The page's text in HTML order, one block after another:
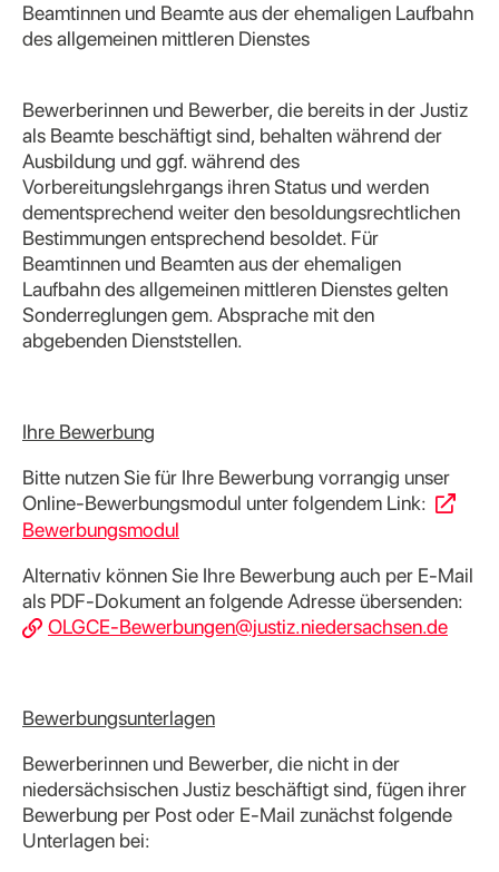
Beamtinnen und Beamte aus der ehemaligen Laufbahn
des allgemeinen mittleren Dienstes
Bewerberinnen und Bewerber, die bereits in der Justiz
als Beamte beschäftigt sind, behalten während der
Ausbildung und ggf. während des
Vorbereitungslehrgangs ihren Status und werden
dementsprechend weiter den besoldungsrechtlichen
Bestimmungen entsprechend besoldet. Für
Beamtinnen und Beamten aus der ehemaligen
Laufbahn des allgemeinen mittleren Dienstes gelten
Sonderreglungen gem. Absprache mit den
abgebenden Dienststellen.
Ihre Bewerbung
Bitte nutzen Sie für Ihre Bewerbung vorrangig unser
Online-Bewerbungsmodul unter folgendem Link:
Bewerbungsmodul
Alternativ können Sie Ihre Bewerbung auch per E-Mail
als PDF-Dokument an folgende Adresse übersenden:
OLGCE-Bewerbungen@justiz.niedersachsen.de
Bewerbungsunterlagen
Bewerberinnen und Bewerber, die nicht in der
niedersächsischen Justiz beschäftigt sind, fügen ihrer
Bewerbung per Post oder E-Mail zunächst folgende
Unterlagen bei: